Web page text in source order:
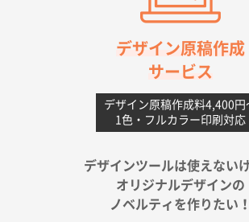
【ポリ】特別ご注文ページ1000枚
2026年06月08日 17:38
対応の速さ、丁寧さ、提案など
不織布フラットバッグ（A4縦サイズ）
2026年05月25日 15:10
が決め手です
佐賀県A社様
デザイン原稿作成
サービス
デザイン原稿作成料4,400円
1色・フルカラー印刷対応
デザインツールは使えない
オリジナルデザインの
ノベルティを作りたい！